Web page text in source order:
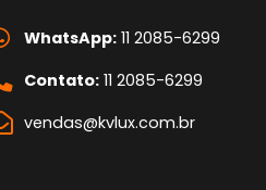
WhatsApp:11 2085-6299
Contato:11 2085-6299
vendas@kvlux.com.br